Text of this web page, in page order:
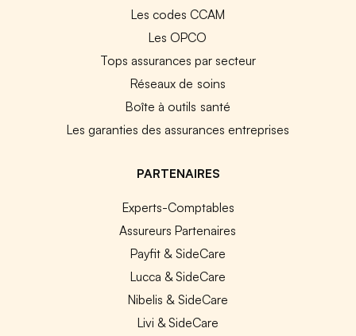
Les codes CCAM
Les OPCO
Tops assurances par secteur
Réseaux de soins
Boîte à outils santé
Les garanties des assurances entreprises
PARTENAIRES
Experts-Comptables
Assureurs Partenaires
Payfit & SideCare
Lucca & SideCare
Nibelis & SideCare
Livi & SideCare